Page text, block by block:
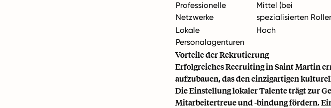
Professionelle
Netzwerke
Mittel (bei
spezialisierten
Lokale
Personalagenturen
Hoch
Vorteile der Rekrutierung
Erfolgreiches Recruiting in Saint Martin
aufzubauen, das den einzigartigen
Die Einstellung lokaler Talente trägt zur
Mitarbeitertreue und -bindung fördern.